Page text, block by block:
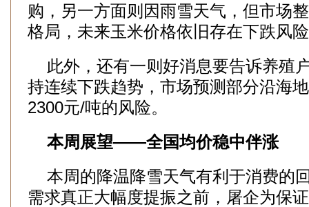
购，另一方面则因雨雪天气，但市场
格局，未来玉米价格依旧存在下跌风
此外，还有一则好消息要告诉养殖
持连续下跌趋势，市场预测部分沿海
2300元/吨的风险。
本周展望——全国均价稳中伴涨
本周的降温降雪天气有利于消费的
需求真正大幅度提振之前，屠企为保